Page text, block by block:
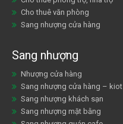
Cho thuê văn phòng
Sang nhượng cửa hàng
Sang nhượng
Nhượng cửa hàng
Sang nhượng cửa hàng – kiot
Sang nhượng khách sạn
Sang nhượng mặt bằng